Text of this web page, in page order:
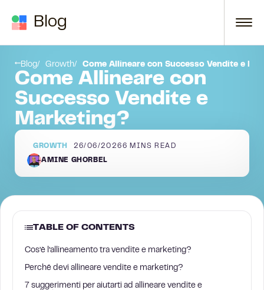
Blog
Blog Growth Come Allineare con Successo Vendite e
Come Allineare con
Successo Vendite e
Marketing?
GROWTH 26/06/2026 6 MINS READ
AMINE GHORBEL
TABLE OF CONTENTS
Cos’è l’allineamento tra vendite e marketing?
Perché devi allineare vendite e marketing?
7 suggerimenti per aiutarti ad allineare vendite e